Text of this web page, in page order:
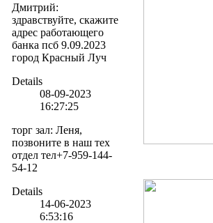
Дмитрий:
здравствуйте, скажите
адрес работающего
банка псб 9.09.2023
город Красный Луч
Details
08-09-2023
16:27:25
торг зал: Леня,
позвоните в наш тех
отдел тел+7-959-144-
54-12
Details
14-06-2023
6:53:16